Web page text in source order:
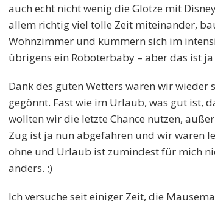
auch echt nicht wenig die Glotze mit
allem richtig viel tolle Zeit miteinander,
Wohnzimmer und kümmern sich im
übrigens ein Roboterbaby – aber das ist
Dank des guten Wetters waren wir
gegönnt. Fast wie im Urlaub, was gut ist,
wollten wir die letzte Chance nutzen,
Zug ist ja nun abgefahren und wir waren
ohne und Urlaub ist zumindest für mich
anders. ;)
Ich versuche seit einiger Zeit, die